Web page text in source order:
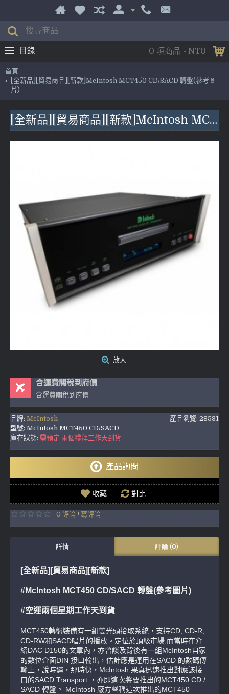
0 項商品 - NT0
目錄
首頁
[全新品][貿易商品][新款]McIntosh MCT450 CD/SACD 轉盤(參考圖
片)
[全新品][貿易商品][新款]McIntosh MCT450 CD/SACD 轉盤(參考圖片)
放大
含運費關稅到府價
含運費關稅到府價
產品瀏覽: 28531
品牌: McIntosh
型號: McIntosh MCT450 CD/SACD
庫存狀態: 需預定 兩個禮拜工作天到貨
產品詢問
收藏 對比
0 評論 / 寫評論
詳情 評論 (0)
[全新品][貿易商品][新款]
#McIntosh MCT450 CD/SACD 轉盤(參考圖片)
#空運兩個星期工作天到貨
MCT450轉盤裝備有一組雙光頭拾取系統，支持CD, CD-R,
CD-RW和SACD唱片的播放。定位於頂級市場,而當時在介
紹DAC D150的文章內，亦曾談及背後有一組McIntosh自家
的數位介面DIN 接口輸出，估計應是運用在SACD 的數碼傳
輸上，說時遲，那時快，McIntosh 果真迅速推出對應該接
口的SACD Transport ，亦即這次將要推出的MCT450 CD /
SACD 轉盤。 McIntosh 廠方聲稱這次推出的MCT450